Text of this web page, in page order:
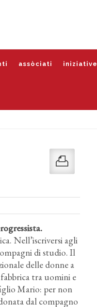
assòciati iniziative
Nell’iscriversi agli
di studio. Il
delle donne a
tra uomini e
Mario: per non
dal compagno